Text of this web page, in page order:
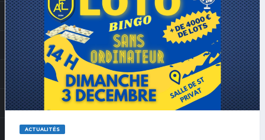
ACTUALITÉS